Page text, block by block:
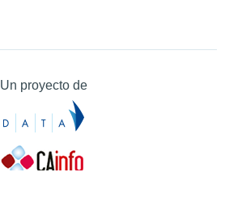
Un proyecto de